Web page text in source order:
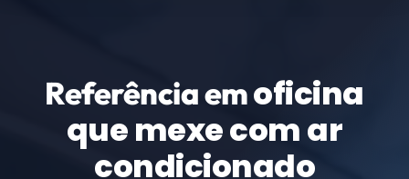
Referência emoficina
que mexe com ar
condicionado